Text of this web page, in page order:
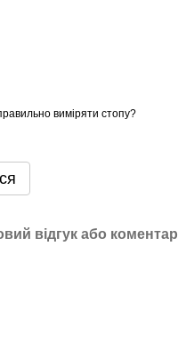
виміряти стопу?
відгук або коментар